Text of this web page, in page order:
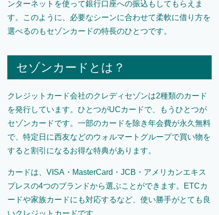
ンターネットを使って銀行口座への振込もしてもらえま
す。このように、必要なシーンに合わせて柔軟に借り方を
選べるのもセゾンカードの特長のひとつです。
セゾンカードとは？
クレジットカード会社のクレディセゾンは2種類のカード
を発行しています。ひとつがUCカードで、もうひとつが
セゾンカードです。一部のカードを除き年会費が永久無料
で、特定日に西友などのウォルマートグループで買い物を
すると割引になるお得な特典があります。
カードは、VISA・MasterCard・JCB・アメリカンエキス
プレスの4つのブランドから選ぶことができます。ETCカ
ードや家族カードにも対応するなど、使い勝手がとても良